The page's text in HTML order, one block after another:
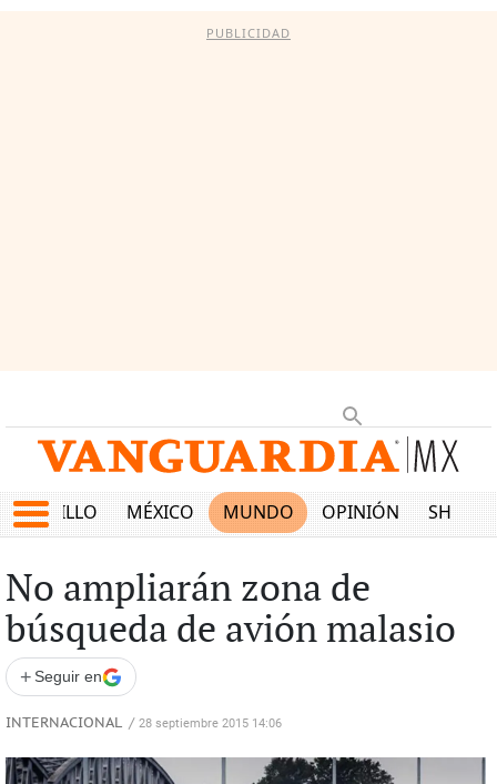
PUBLICIDAD
SALTILLO MÉXICO MUNDO OPINIÓN SHOW
No ampliarán zona de
búsqueda de avión malasio
+ Seguir en
INTERNACIONAL / 28 septiembre 2015 14:06